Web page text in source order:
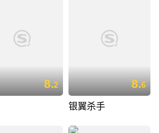
8.2 8.6
银翼杀手